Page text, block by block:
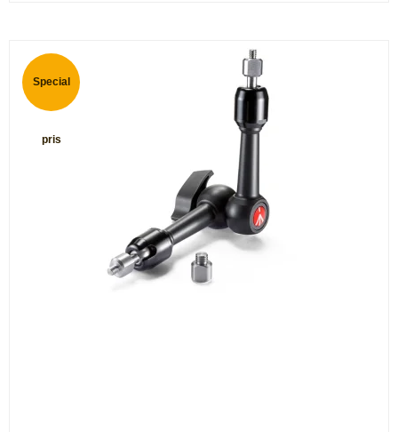
Special
pris